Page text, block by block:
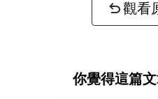
觀看
你覺得這篇